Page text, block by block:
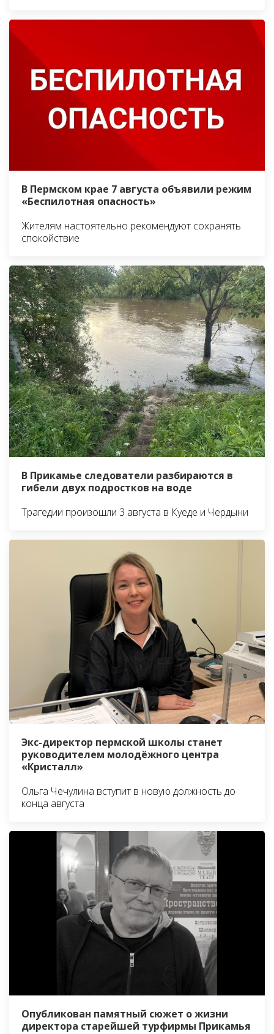
В Пермском крае 7 августа объявили режим
«Беспилотная опасность»
Жителям настоятельно рекомендуют сохранять
спокойствие
В Прикамье следователи разбираются в
гибели двух подростков на воде
Трагедии произошли 3 августа в Куеде и Чердыни
Экс-директор пермской школы станет
руководителем молодёжного центра
«Кристалл»
Ольга Чечулина вступит в новую должность до
конца августа
Опубликован памятный сюжет о жизни
директора старейшей турфирмы Прикамья